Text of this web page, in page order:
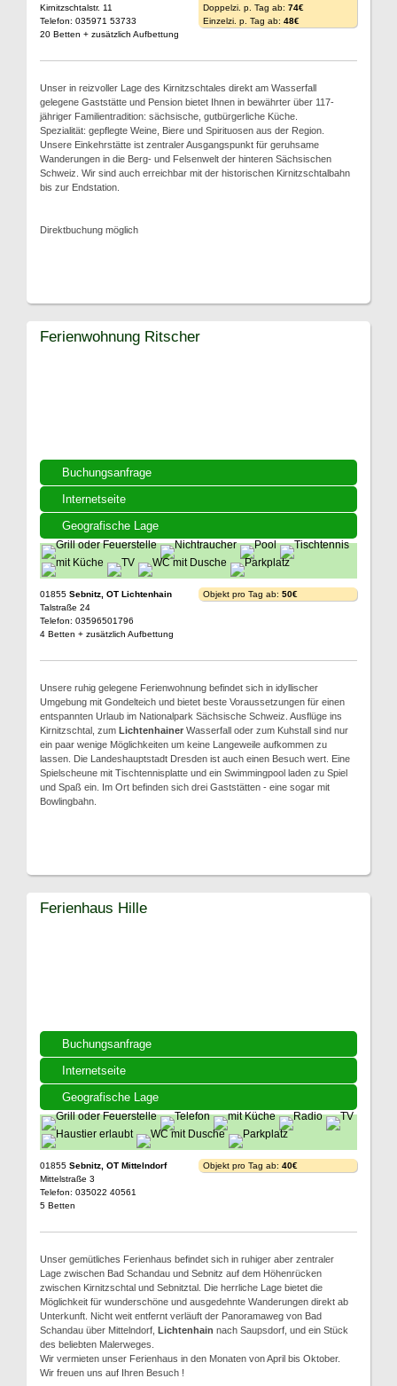
Kirnitzschtalstr. 11
Telefon: 035971 53733
20 Betten + zusätzlich Aufbettung
Doppelzi. p. Tag ab: 74€
Einzelzi. p. Tag ab: 48€
Unser in reizvoller Lage des Kirnitzschtales direkt am Wasserfall
gelegene Gaststätte und Pension bietet Ihnen in bewährter über 117-
jähriger Familientradition: sächsische, gutbürgerliche Küche.
Spezialität: gepflegte Weine, Biere und Spirituosen aus der Region.
Unsere Einkehrstätte ist zentraler Ausgangspunkt für geruhsame
Wanderungen in die Berg- und Felsenwelt der hinteren Sächsischen
Schweiz. Wir sind auch erreichbar mit der historischen Kirnitzschtalbahn
bis zur Endstation.
Direktbuchung möglich
Buchungsanfrage
Internetseite
Geografische Lage
Ferienwohnung Ritscher
01855 Sebnitz, OT Lichtenhain
Talstraße 24
Telefon: 03596501796
4 Betten + zusätzlich Aufbettung
Objekt pro Tag ab: 50€
Unsere ruhig gelegene Ferienwohnung befindet sich in idyllischer
Umgebung mit Gondelteich und bietet beste Voraussetzungen für einen
entspannten Urlaub im Nationalpark Sächsische Schweiz. Ausflüge ins
Kirnitzschtal, zum Lichtenhainer Wasserfall oder zum Kuhstall sind nur
ein paar wenige Möglichkeiten um keine Langeweile aufkommen zu
lassen. Die Landeshauptstadt Dresden ist auch einen Besuch wert. Eine
Spielscheune mit Tischtennisplatte und ein Swimmingpool laden zu Spiel
und Spaß ein. Im Ort befinden sich drei Gaststätten - eine sogar mit
Bowlingbahn.
Buchungsanfrage
Internetseite
Geografische Lage
Ferienhaus Hille
01855 Sebnitz, OT Mittelndorf
Mittelstraße 3
Telefon: 035022 40561
5 Betten
Objekt pro Tag ab: 40€
Unser gemütliches Ferienhaus befindet sich in ruhiger aber zentraler
Lage zwischen Bad Schandau und Sebnitz auf dem Höhenrücken
zwischen Kirnitzschtal und Sebnitztal. Die herrliche Lage bietet die
Möglichkeit für wunderschöne und ausgedehnte Wanderungen direkt ab
Unterkunft. Nicht weit entfernt verläuft der Panoramaweg von Bad
Schandau über Mittelndorf, Lichtenhain nach Saupsdorf, und ein Stück
des beliebten Malerweges.
Wir vermieten unser Ferienhaus in den Monaten von April bis Oktober.
Wir freuen uns auf Ihren Besuch !